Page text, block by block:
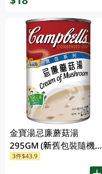
金寶湯忌廉蘑菇湯
295GM (新舊包裝隨機發
貨) (包裝隨機發放)
3件$43.9